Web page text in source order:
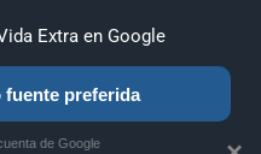
PC SONY NINTENDO
Extra en Google
fuente preferida
de Google